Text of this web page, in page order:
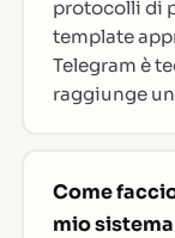
protocolli di
template
Telegram è
raggiunge
Come
mio